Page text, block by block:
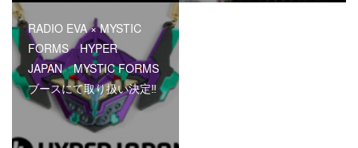
RADIO EVA × MYSTIC
FORMS HYPER
JAPAN MYSTIC FORMS
ブースにて取り扱い決定‼︎